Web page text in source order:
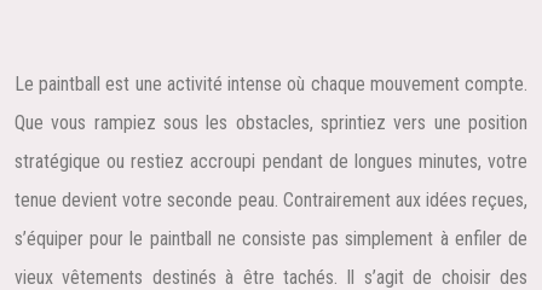
Le paintball est une activité intense où chaque mouvement compte.
Que vous rampiez sous les obstacles, sprintiez vers une position
stratégique ou restiez accroupi pendant de longues minutes, votre
tenue devient votre seconde peau. Contrairement aux idées reçues,
s’équiper pour le paintball ne consiste pas simplement à enfiler de
vieux vêtements destinés à être tachés. Il s’agit de choisir des